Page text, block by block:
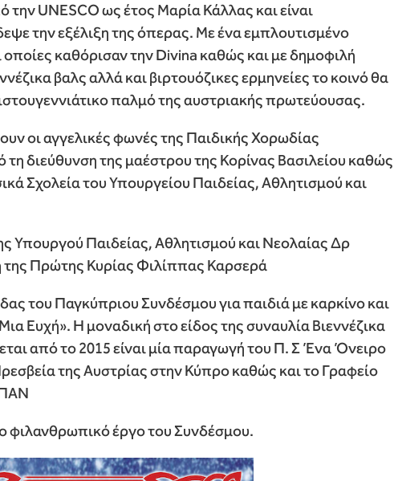
UNESCO ως έτος Μαρία Κάλλας και είναι
την εξέλιξη της όπερας. Με ένα εμπλουτισμένο
καθόρισαν την Divina καθώς και με δημοφιλή
βαλς αλλά και βιρτουόζικες ερμηνείες το κοινό θα
παλμό της αυστριακής πρωτεύουσας.
οι αγγελικές φωνές της Παιδικής Χορωδίας
τη διεύθυνση της μαέστρου της Κορίνας Βασιλείου καθώς
Σχολεία του Υπουργείου Παιδείας, Αθλητισμού και
Υπουργού Παιδείας, Αθλητισμού και Νεολαίας Δρ
της Πρώτης Κυρίας Φιλίππας Καρσερά
του Παγκύπριου Συνδέσμου για παιδιά με καρκίνο και
Ευχή». Η μοναδική στο είδος της συναυλία Βιεννέζικα
από το 2015 είναι μία παραγωγή του Π. Σ Ένα Όνειρο
της Αυστρίας στην Κύπρο καθώς και το Γραφείο
φιλανθρωπικό έργο του Συνδέσμου.